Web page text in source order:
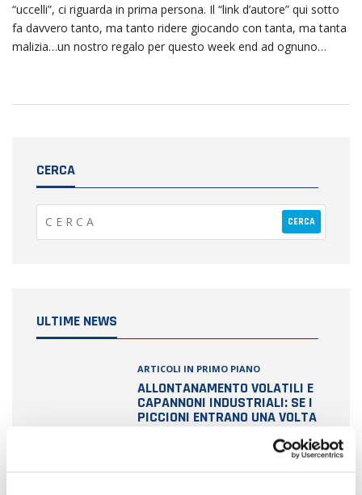
“uccelli”, ci riguarda in prima persona. Il “link d’autore” qui sotto
fa davvero tanto, ma tanto ridere giocando con tanta, ma tanta
malizia…un nostro regalo per questo week end ad ognuno…
CERCA
ULTIME NEWS
ARTICOLI IN PRIMO PIANO
ALLONTANAMENTO VOLATILI E
CAPANNONI INDUSTRIALI: SE I
PICCIONI ENTRANO UNA VOLTA